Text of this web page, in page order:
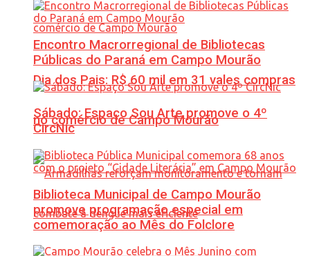
Dia dos Pais: R$ 60 mil em 31 vales compras
no comércio de Campo Mourão
Encontro Macrorregional de Bibliotecas
Públicas do Paraná em Campo Mourão
Sábado: Espaço Sou Arte promove o 4º
CircNic
Biblioteca Municipal de Campo Mourão
promove programação especial em
comemoração ao Mês do Folclore